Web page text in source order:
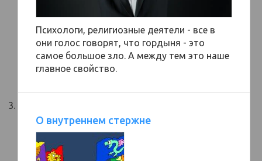
Психологи, религиозные деятели - все в
они голос говорят, что гордыня - это
самое большое зло. А между тем это наше
главное свойство.
О внутреннем стержне